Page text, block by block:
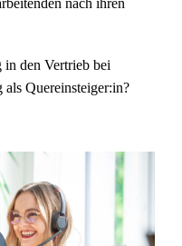
in den Vertrieb bei
Quereinsteiger:in?